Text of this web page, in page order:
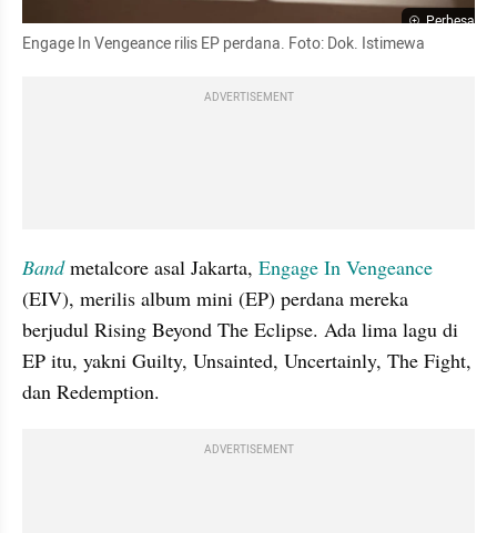
Perbesar
Engage In Vengeance rilis EP perdana. Foto: Dok. Istimewa
ADVERTISEMENT
Band metalcore asal Jakarta, Engage In Vengeance
(EIV), merilis album mini (EP) perdana mereka
berjudul Rising Beyond The Eclipse. Ada lima lagu di
EP itu, yakni Guilty, Unsainted, Uncertainly, The Fight,
dan Redemption.
ADVERTISEMENT